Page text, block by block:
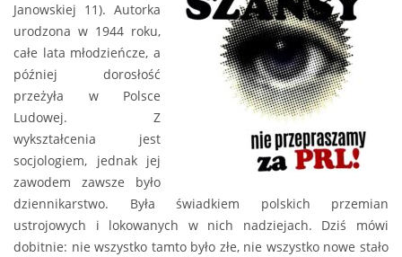
Janowskiej 11). Autorka
urodzona w 1944 roku,
całe lata młodzieńcze, a
później dorosłość
przeżyła w Polsce
Ludowej. Z
wykształcenia jest
socjologiem, jednak jej
zawodem zawsze było
dziennikarstwo. Była świadkiem polskich przemian
ustrojowych i lokowanych w nich nadziejach. Dziś mówi
dobitnie: nie wszystko tamto było złe, nie wszystko nowe stało